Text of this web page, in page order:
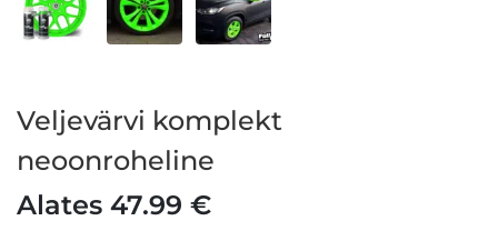
Veljevärvi komplekt
neoonroheline
Alates 47.99 €